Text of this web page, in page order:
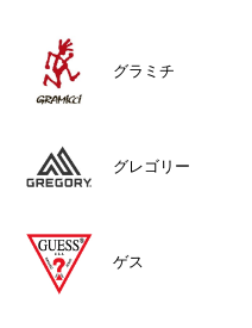
グラミチ
グレゴリー
ゲス